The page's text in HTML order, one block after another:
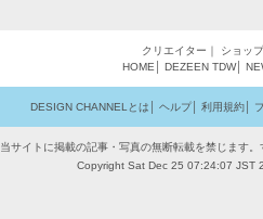
クリエイター ｜ ショップ
HOME
DEZEEN TDW│
DESIGN CHANNELとは ヘルプ│ 利用規約│
当サイトに掲載の記事・写真の無断転載を禁じます
Copyright Sat Dec 25 07:24:07 JST